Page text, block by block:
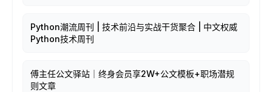
Python潮流周刊 | 技术前沿与实战干货聚合 | 中文权威
Python技术周刊
傅主任公文驿站｜终身会员享2W+公文模板+职场潜规
则文章